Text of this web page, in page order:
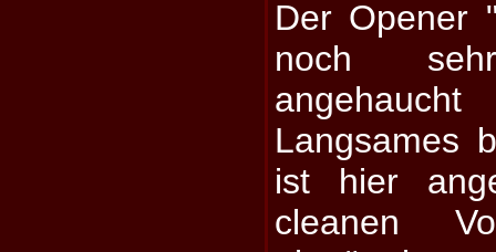
Der Opener
noch
Langsames
ist hier
cleanen